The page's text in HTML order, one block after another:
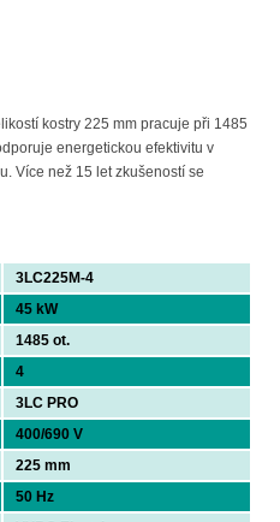
kostry 225 mm pracuje při 1485
energetickou efektivitu v
Více než 15 let zkušeností se
3LC225M-4
45 kW
1485 ot.
4
3LC PRO
400/690 V
225 mm
50 Hz